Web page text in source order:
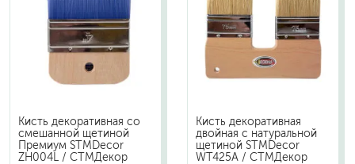
Кисть декоративная со
смешанной щетиной
Премиум STMDecor
ZH004L / СТМДекор
Кисть декоративная
двойная с натуральной
щетиной STMDecor
WT425A / СТМДекор